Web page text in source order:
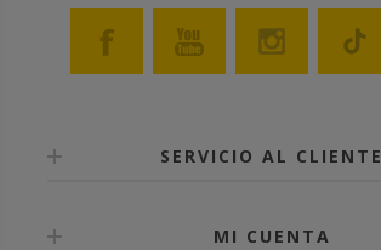
SERVICIO AL CLIENTE
MI CUENTA